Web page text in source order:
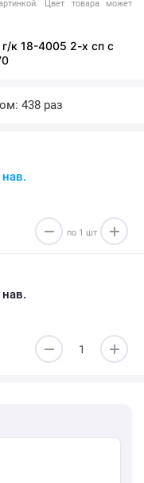
Цвет товара может
г/к 18-4005 2-х сп с
438 раз